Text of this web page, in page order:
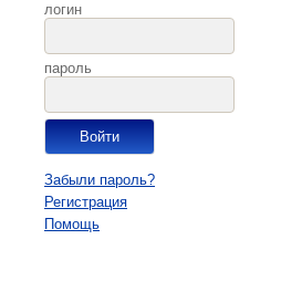
логин
пароль
Забыли пароль?
Регистрация
Помощь